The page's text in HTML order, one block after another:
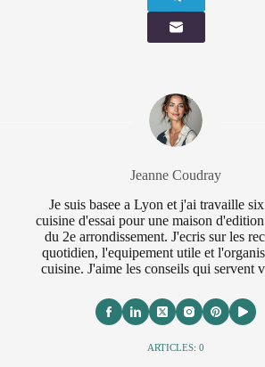
Jeanne Coudray
Je suis basee a Lyon et j'ai travaille
cuisine d'essai pour une maison
du 2e arrondissement. J'ecris sur les
quotidien, l'equipement utile et
cuisine. J'aime les conseils qui servent
ARTICLES: 0